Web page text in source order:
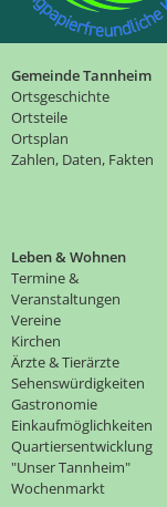
Gemeinde Tannheim
Ortsgeschichte
Ortsteile
Ortsplan
Zahlen, Daten, Fakten
Leben & Wohnen
Termine &
Veranstaltungen
Vereine
Kirchen
Ärzte & Tierärzte
Sehenswürdigkeiten
Gastronomie
Einkaufmöglichkeiten
Quartiersentwicklung
"Unser Tannheim"
Wochenmarkt